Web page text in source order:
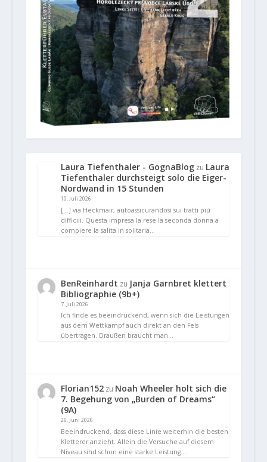
Laura Tiefenthaler - GognaBlogzu Laura
Tiefenthaler durchsteigt solo die Eiger-
Nordwand in 15 Stunden
10. Juli 2026
[…] via Heckmair, autoassicurandosi sui tratti più
difficili. Questa impresa la rese la seconda donna a
compiere la salita in solitaria…
BenReinhardt zu Janja Garnbret klettert
Bibliographie (9b+)
7. Juli 2026
Ich finde es beeindruckend, wenn sich die Leistungen
aus dem Wettkampf auch direkt an den Fels
übertragen. Draußen braucht man…
Florian152zu Noah Wheeler holt sich die
7. Begehung von „Burden of Dreams“
(9A)
26. Juni 2026
Beeindruckend, dass diese Linie weiterhin die besten
Kletterer anzieht. Allein die Versuche auf diesem
Niveau sind schon eine starke Leistung.…